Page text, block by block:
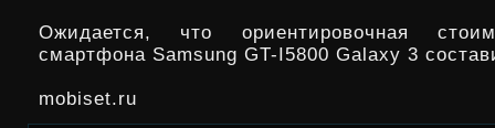
Ожидается, что ориентировочная
смартфона Samsung GT-I5800 Galaxy 3
mobiset.ru